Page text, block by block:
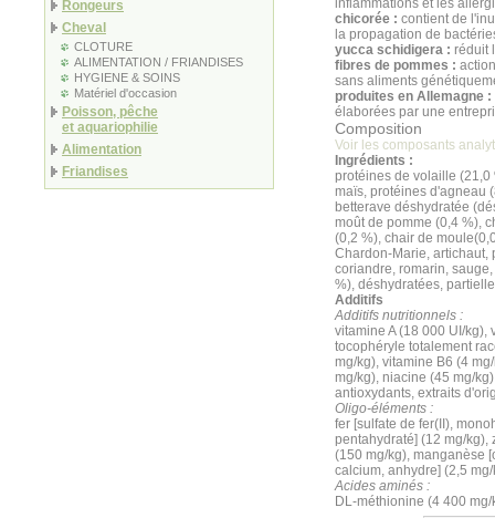
Rongeurs
Cheval
CLOTURE
ALIMENTATION / FRIANDISES
HYGIENE & SOINS
Matériel d'occasion
Poisson, pêche
et aquariophilie
Alimentation
Friandises
inflammations et les
chicorée : contient de
la propagation de
yucca schidigera : réduit
fibres de pommes :
sans aliments
produites en Allemagne :
élaborées par une
Composition
Voir les composants
Ingrédients :
protéines de volaille (21,0
maïs, protéines d'agneau
betterave déshydratée
moût de pomme (0,4 %),
(0,2 %), chair de
Chardon-Marie, artichaut,
coriandre, romarin,
%), déshydratées,
Additifs
Additifs nutritionnels :
vitamine A (18 000 UI/kg),
tocophéryle totalement
mg/kg), vitamine B6 (4
mg/kg), niacine (45 mg/
antioxydants, extraits
Oligo-éléments :
fer [sulfate de fer(II),
pentahydraté] (12 mg/kg),
(150 mg/kg), manganèse
calcium, anhydre] (2,5
Acides aminés :
DL-méthionine (4 400